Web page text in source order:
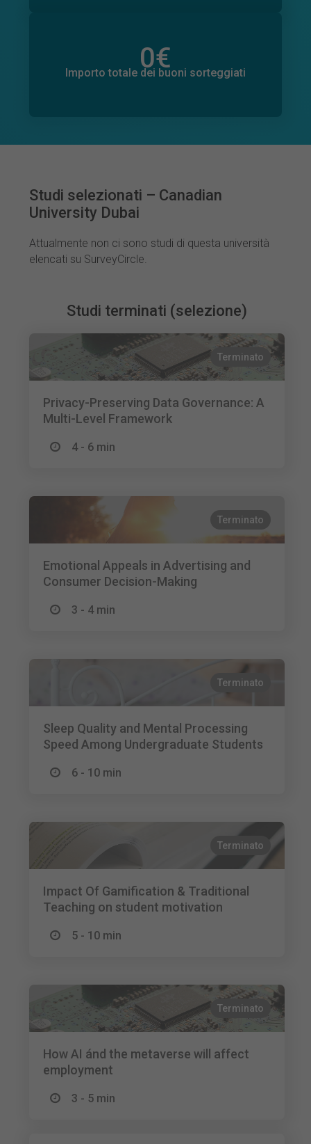
0€
Importo totale dei buoni sorteggiati
0€
Importo totale delle donazioni promesse
Studi selezionati – Canadian
University Dubai
Attualmente non ci sono studi di questa università
elencati su SurveyCircle.
Studi terminati (selezione)
Terminato
Privacy-Preserving Data Governance: A
Multi-Level Framework
4 - 6 min
Terminato
Emotional Appeals in Advertising and
Consumer Decision-Making
3 - 4 min
Terminato
Sleep Quality and Mental Processing
Speed Among Undergraduate Students
6 - 10 min
Terminato
Impact Of Gamification & Traditional
Teaching on student motivation
5 - 10 min
Terminato
How AI ánd the metaverse will affect
employment
3 - 5 min